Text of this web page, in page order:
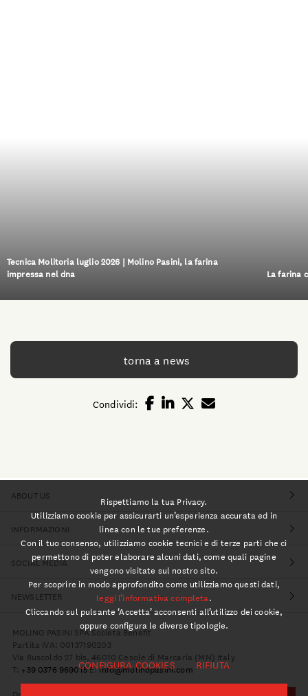
Tecnica Molitoria luglio 2026 | Molino Pasini, la farina
impressa nel dna
La farina
torna a news
Condividi:
ABOUT US
INFORMAZIONI
SOCIAL MEDIA
NEWSLETTER
MOLINO PASINI SPA Società Benefit
Partita IVA: 00137190203
Via Buscoldo 27 bis, 46010 Cesole di Marcaria (MN) Italy
T: +39 0376 969015E:info@molinopasini.com
Rispettiamo la tua Privacy.
Utilizziamo cookie per assicurarti un’esperienza accurata ed in
linea con le tue preferenze.
Con il tuo consenso, utilizziamo cookie tecnici e di terze parti che ci
permettono di poter elaborare alcuni dati, come quali pagine
vengono visitate sul nostro sito.
Per scoprire in modo approfondito come utilizziamo questi dati,
leggi l’informativa completa.
Cliccando sul pulsante ‘Accetta’ acconsenti all’utilizzo dei cookie,
oppure configura le diverse tipologie.
CONFIGURA COOKIES RIFIUTA